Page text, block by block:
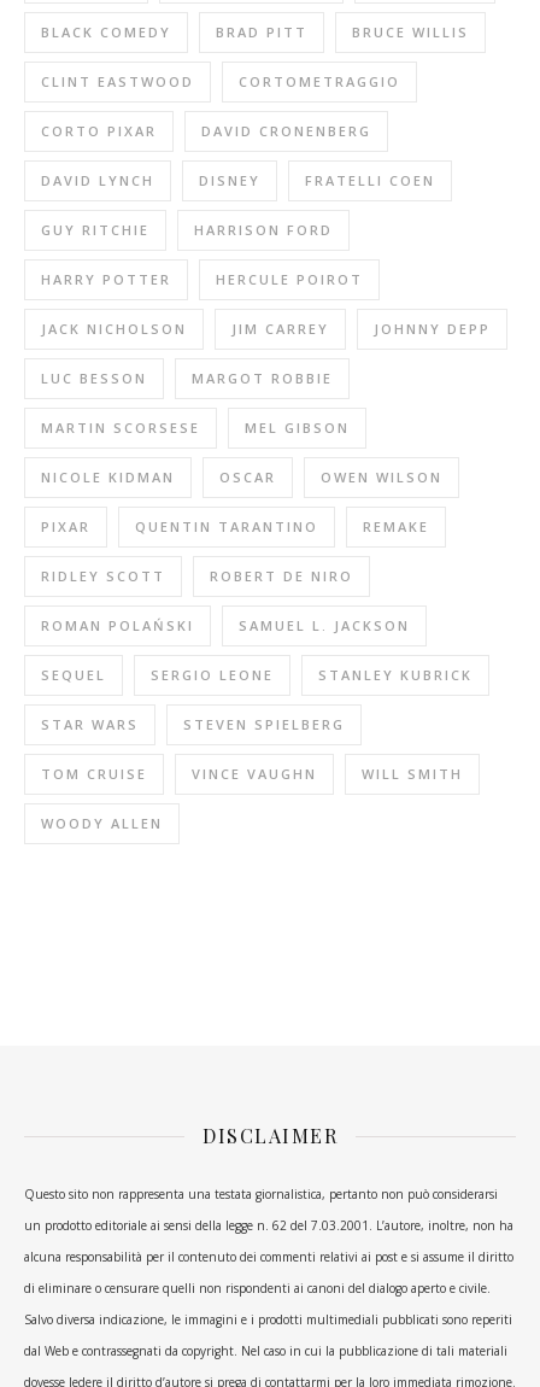
BLACK COMEDY BRAD PITT BRUCE WILLIS
CLINT EASTWOOD CORTOMETRAGGIO
CORTO PIXAR DAVID CRONENBERG
DAVID LYNCH DISNEY FRATELLI COEN
GUY RITCHIE HARRISON FORD
HARRY POTTER HERCULE POIROT
JACK NICHOLSON JIM CARREY JOHNNY DEPP
LUC BESSON MARGOT ROBBIE
MARTIN SCORSESE MEL GIBSON
NICOLE KIDMAN OSCAR OWEN WILSON
PIXAR QUENTIN TARANTINO REMAKE
RIDLEY SCOTT ROBERT DE NIRO
ROMAN POLAŃSKI SAMUEL L. JACKSON
SEQUEL SERGIO LEONE STANLEY KUBRICK
STAR WARS STEVEN SPIELBERG
TOM CRUISE VINCE VAUGHN WILL SMITH
WOODY ALLEN
DISCLAIMER
Questo sito non rappresenta una testata giornalistica, pertanto non può considerarsi
un prodotto editoriale ai sensi della legge n. 62 del 7.03.2001. L’autore, inoltre, non ha
alcuna responsabilità per il contenuto dei commenti relativi ai post e si assume il diritto
di eliminare o censurare quelli non rispondenti ai canoni del dialogo aperto e civile.
Salvo diversa indicazione, le immagini e i prodotti multimediali pubblicati sono reperiti
dal Web e contrassegnati da copyright. Nel caso in cui la pubblicazione di tali materiali
dovesse ledere il diritto d’autore si prega di contattarmi per la loro immediata rimozione.